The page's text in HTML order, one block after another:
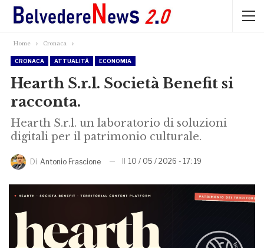
Home Cronaca
CRONACA ATTUALITÀ ECONOMIA
Hearth S.r.l. Società Benefit si
racconta.
Hearth S.r.l. un laboratorio di soluzioni
digitali per il patrimonio culturale.
Di Antonio Frascione 10 / 05 / 2026 - 17: 19